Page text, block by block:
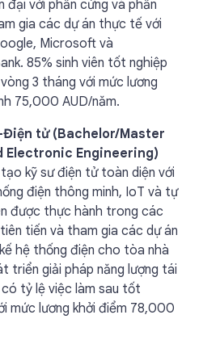
đại với phần cứng và phần
gia các dự án thực tế với
Microsoft và
85% sinh viên tốt nghiệp
3 tháng với mức lương
75,000 AUD/năm.
tử (Bachelor/Master
Electronic Engineering)
kỹ sư điện tử toàn diện với
điện thông minh, IoT và tự
được thực hành trong các
tiến và tham gia các dự án
hệ thống điện cho tòa nhà
triển giải pháp năng lượng tái
tỷ lệ việc làm sau tốt
mức lương khởi điểm 78,000